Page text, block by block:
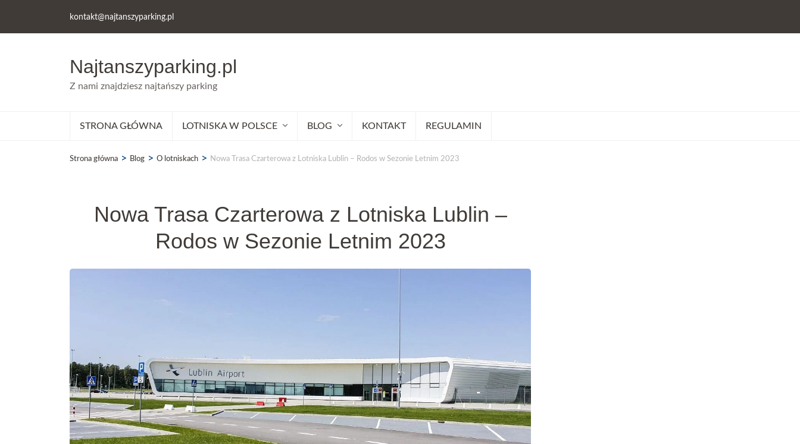
kontakt@najtanszyparking.pl
Najtanszyparking.pl
Z nami znajdziesz najtańszy parking
STRONA GŁÓWNA LOTNISKA W POLSCE BLOG KONTAKT REGULAMIN
Strona główna > Blog > O lotniskach > Nowa Trasa Czarterowa z Lotniska Lublin – Rodos w Sezonie Letnim 2023
Nowa Trasa Czarterowa z Lotniska Lublin –
Rodos w Sezonie Letnim 2023